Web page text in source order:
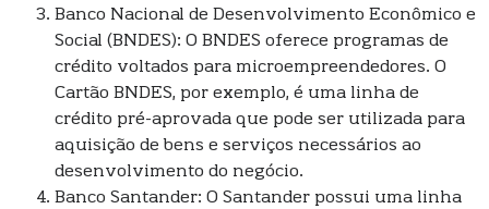
Banco Nacional de Desenvolvimento Econômico e
Social (BNDES): O BNDES oferece programas de
crédito voltados para microempreendedores. O
Cartão BNDES, por exemplo, é uma linha de
crédito pré-aprovada que pode ser utilizada para
aquisição de bens e serviços necessários ao
desenvolvimento do negócio.
Banco Santander: O Santander possui uma linha